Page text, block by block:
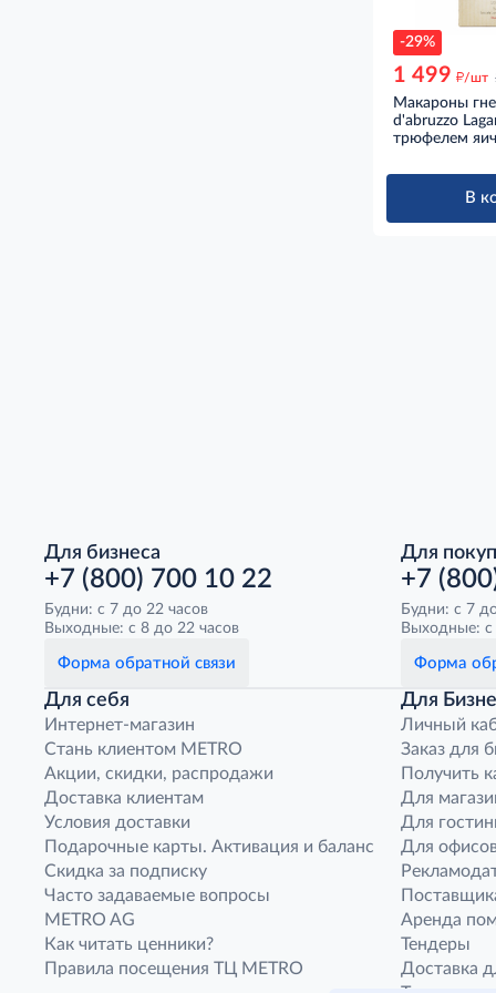
-29%
1 499 д/шт
Макароны
d'abruzzo
трюфелем
В
Для бизнеса
+7 (800) 700 10 22
Будни: с 7 до 22 часов
Выходные: с 8 до 22 часов
Форма обратной связи
Для
+7
Будни: с 7
Выходные: с
Форма
Для себя
Интернет-магазин
Стань клиентом METRO
Акции, скидки, распродажи
Доставка клиентам
Условия доставки
Подарочные карты. Активация и баланс
Скидка за подписку
Часто задаваемые вопросы
METRO AG
Как читать ценники?
Правила посещения ТЦ METRO
Для
Личный
Заказ для
Получить
Для
Для
Для
Аренда
Тендеры
Доставка